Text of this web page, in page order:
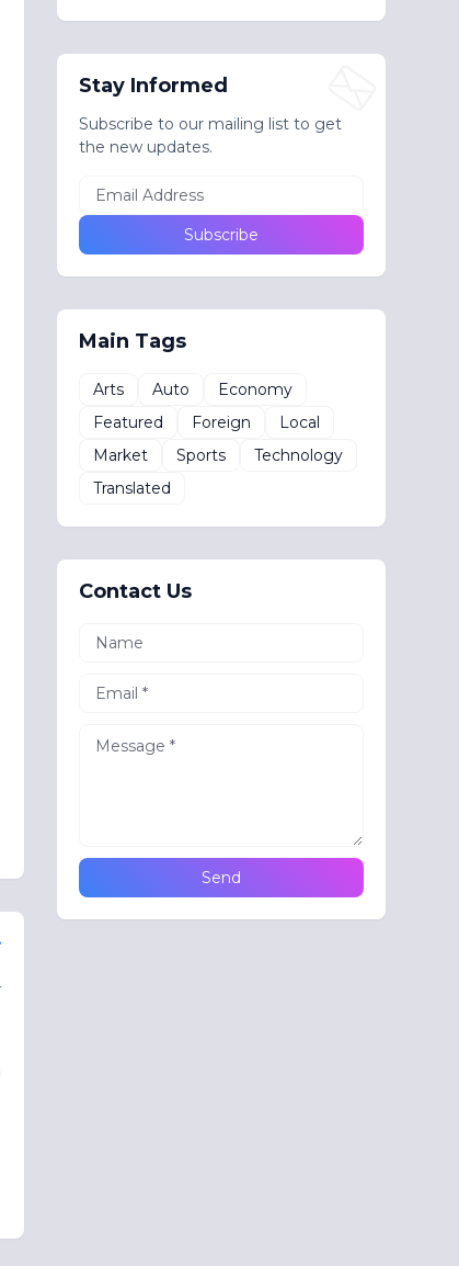
Stay Informed
Subscribe to our mailing list to get
the new updates.
Main Tags
Arts Auto
Economy
Featured
Foreign
Local
Market
Sports
Technology
Translated
Contact Us